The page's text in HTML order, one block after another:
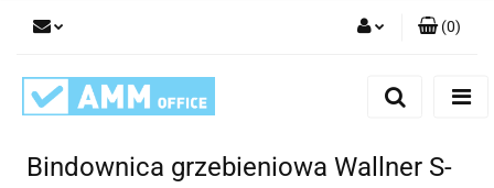
(0)
Bindownica grzebieniowa Wallner S-